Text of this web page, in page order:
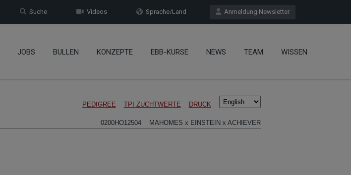
Anmeldung Newsletter
Sprache/Land
Videos
Suche
JOBS BULLEN KONZEPTE EBB-KURSE NEWS TEAM WISSEN